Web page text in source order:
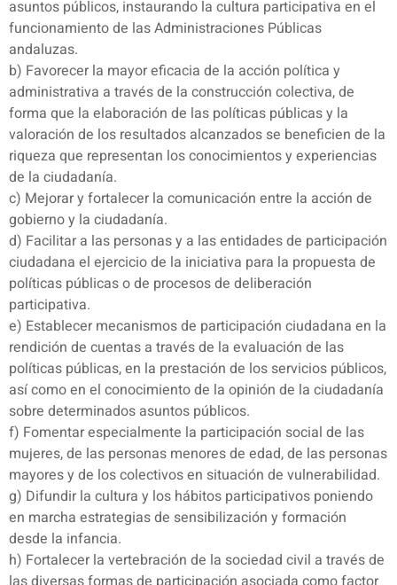
asuntos públicos, instaurando la cultura participativa en el
funcionamiento de las Administraciones Públicas
andaluzas.
b) Favorecer la mayor eficacia de la acción política y
administrativa a través de la construcción colectiva, de
forma que la elaboración de las políticas públicas y la
valoración de los resultados alcanzados se beneficien de la
riqueza que representan los conocimientos y experiencias
de la ciudadanía.
c) Mejorar y fortalecer la comunicación entre la acción de
gobierno y la ciudadanía.
d) Facilitar a las personas y a las entidades de participación
ciudadana el ejercicio de la iniciativa para la propuesta de
políticas públicas o de procesos de deliberación
participativa.
e) Establecer mecanismos de participación ciudadana en la
rendición de cuentas a través de la evaluación de las
políticas públicas, en la prestación de los servicios públicos,
así como en el conocimiento de la opinión de la ciudadanía
sobre determinados asuntos públicos.
f) Fomentar especialmente la participación social de las
mujeres, de las personas menores de edad, de las personas
mayores y de los colectivos en situación de vulnerabilidad.
g) Difundir la cultura y los hábitos participativos poniendo
en marcha estrategias de sensibilización y formación
desde la infancia.
h) Fortalecer la vertebración de la sociedad civil a través de